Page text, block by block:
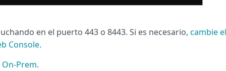
en el puerto 443 o 8443. Si es necesario, cambie el
Console.
On-Prem.